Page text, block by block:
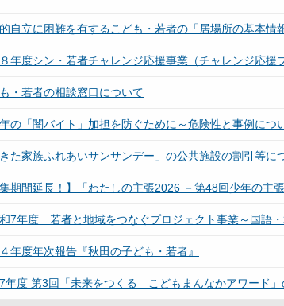
自立に困難を有するこども・若者の「居場所の基本情報
年度シン・若者チャレンジ応援事業（チャレンジ応援
・若者の相談窓口について
の「闇バイト」加担を防ぐために～危険性と事例につ
きた家族ふれあいサンサンデー」の公共施設の割引等に
集期間延長！】「わたしの主張2026 －第48回少年の
和7年度 若者と地域をつなぐプロジェクト事業～国語
年度年次報告『秋田の子ども・若者』
年度 第3回「未来をつくる こどもまんなかアワード」